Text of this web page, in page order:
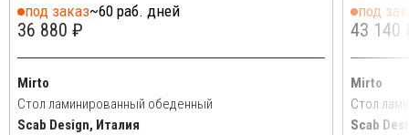
под заказ~60 раб. дней
36 880 ₽
Mirto
Стол ламинированный обеденный
Scab Design, Италия
под
43 140
Mirto
Стол
Scab